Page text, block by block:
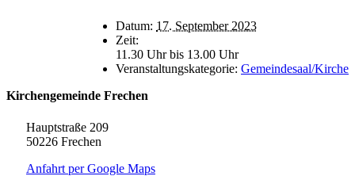
Datum: 17. September 2023
Zeit:
11.30 Uhr bis 13.00 Uhr
Veranstaltungskategorie: Gemeindesaal/Kirche
Kirchengemeinde Frechen
Hauptstraße 209
50226 Frechen
Anfahrt per Google Maps